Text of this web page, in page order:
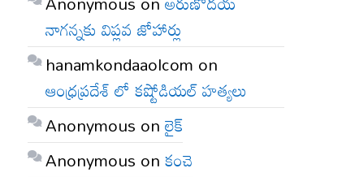
నాగన్నకు విప్లవ జోహార్లు
hanamkondaaolcom on
ఆంధ్రప్రదేశ్ లో కష్టోడియల్ హత్యలు
Anonymous onలైక్
Anonymous onకంచె